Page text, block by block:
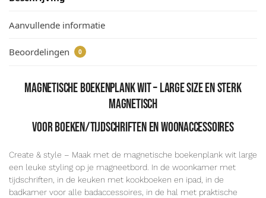
Aanvullende informatie
Beoordelingen 0
Magnetische boekenplank wit – large size en sterk
magnetisch
voor boeken/tijdschriften en woonaccessoires
Create & style – Maak met de magnetische boekenplank wit large
een leuke styling op je magneetbord. In de woonkamer met
tijdschriften, in de keuken met kookboeken en ipad, in de
badkamer voor alle badaccessoires, in de hal met praktische